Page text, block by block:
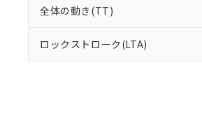
全体の動き(TT)
ロックストローク(LTA)